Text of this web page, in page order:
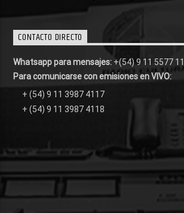
CONTACTO DIRECTO
Whatsapp para mensajes: +(54) 9 11 5577
Para comunicarse con emisiones en VIVO:
+ (54) 9 11 3987 4117
+ (54) 9 11 3987 4118